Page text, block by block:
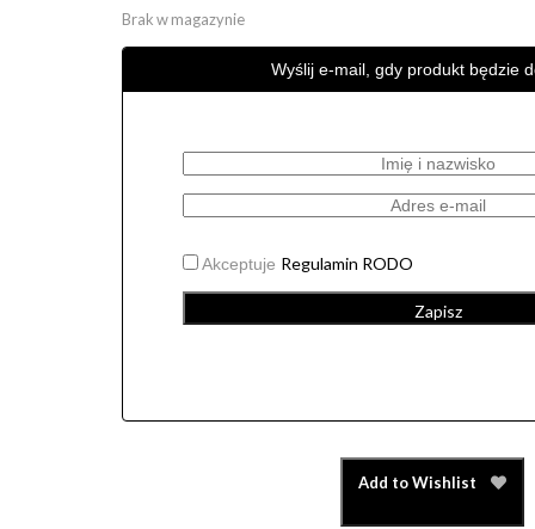
Brak w magazynie
Wyślij e-mail, gdy produkt będzie
Akceptuje Regulamin RODO
Zapisz
Add to Wishlist